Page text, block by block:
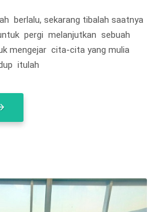
berlalu, sekarang tibalah saatnya
pergi melanjutkan sebuah
mengejar cita-cita yang mulia
itulah